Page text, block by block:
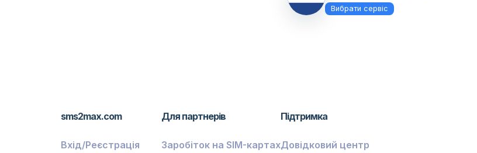
Вибрати сервіс
sms2max.com
Вхід/Реєстрація
Для партнерів
Заробіток на SIM-картах
Підтримка
Довідковий центр